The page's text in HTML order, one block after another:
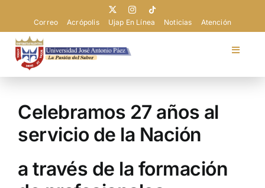
contenido
Correo Acrópolis Ujap En Línea Noticias Atención
Toggle
Admisión
Celebramos 27 años al
servicio de la Nación
a través de la formación